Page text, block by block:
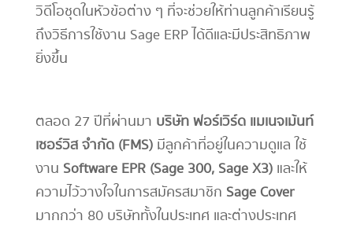
วิดีโอชุดในหัวข้อต่าง ๆ ที่จะช่วยให้ท่านลูกค้าเรียนรู้
ถึงวิธีการใช้งาน Sage ERP ได้ดีและมีประสิทธิภาพ
ยิ่งขึ้น
ตลอด 27 ปีที่ผ่านมา บริษัท ฟอร์เวิร์ด แมเนจเม้นท์
เซอร์วิส จำกัด (FMS) มีลูกค้าที่อยู่ในความดูแล ใช้
งาน Software EPR (Sage 300, Sage X3) และให้
ความไว้วางใจในการสมัครสมาชิก Sage Cover
มากกว่า 80 บริษัททั้งในประเทศ และต่างประเทศ